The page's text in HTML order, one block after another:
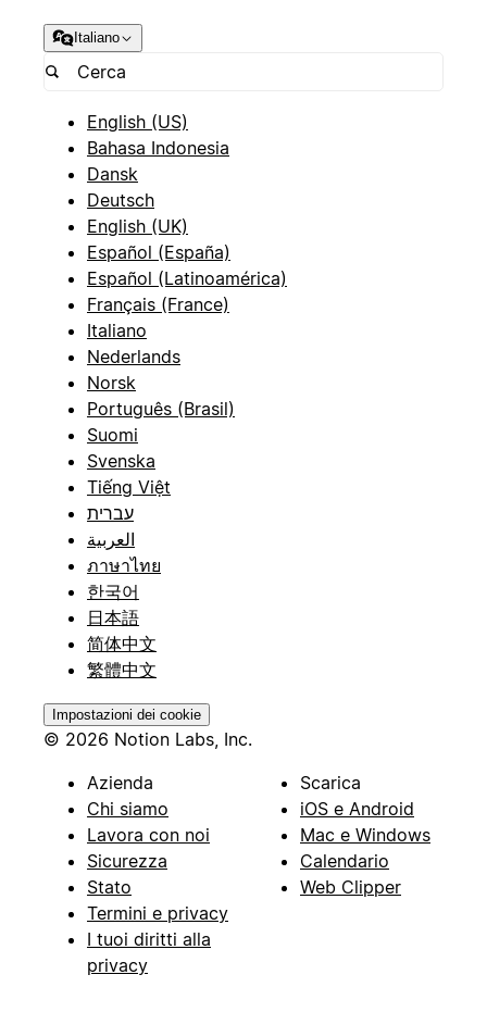
Italiano
English (US)
Bahasa Indonesia
Dansk
Deutsch
English (UK)
Español (España)
Español (Latinoamérica)
Français (France)
Italiano
Nederlands
Norsk
Português (Brasil)
Suomi
Svenska
Tiếng Việt
עברית
العربية
ภาษาไทย
한국어
日本語
简体中文
繁體中文
Impostazioni dei cookie
© 2026 Notion Labs, Inc.
Azienda
Chi siamo
Lavora con noi
Sicurezza
Stato
Termini e privacy
I tuoi diritti alla
privacy
Scarica
iOS e Android
Mac e Windows
Calendario
Web Clipper